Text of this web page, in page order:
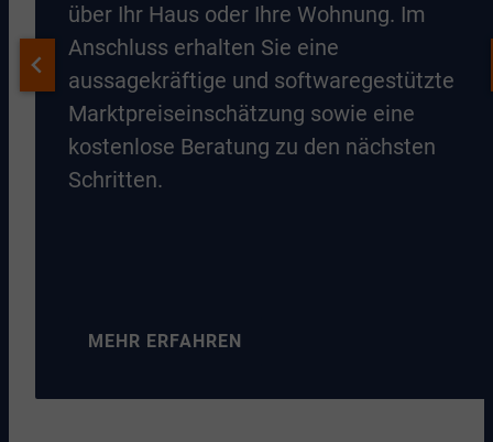
über Ihr Haus oder Ihre Wohnung. Im
Anschluss erhalten Sie eine
aussagekräftige und softwaregestützte
Marktpreiseinschätzung sowie eine
kostenlose Beratung zu den nächsten
Schritten.
MEHR ERFAHREN